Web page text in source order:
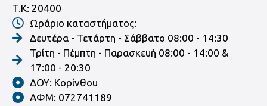
Τ.Κ: 20400
Ωράριο καταστήματος:
Δευτέρα - Τετάρτη - Σάββατο 08:00 - 14:30
Τρίτη - Πέμπτη - Παρασκευή 08:00 - 14:00 &
17:00 - 20:30
ΔΟΥ: Κορίνθου
ΑΦΜ: 072741189